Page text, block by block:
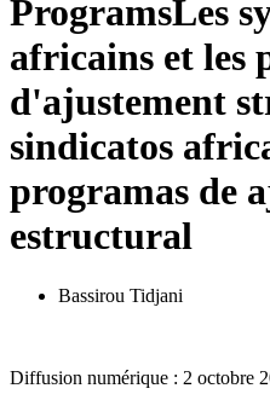
ProgramsLes
africains et les
d'ajustement
sindicatos
programas de
estructural
Bassirou Tidjani
Diffusion numérique : 2 octobre